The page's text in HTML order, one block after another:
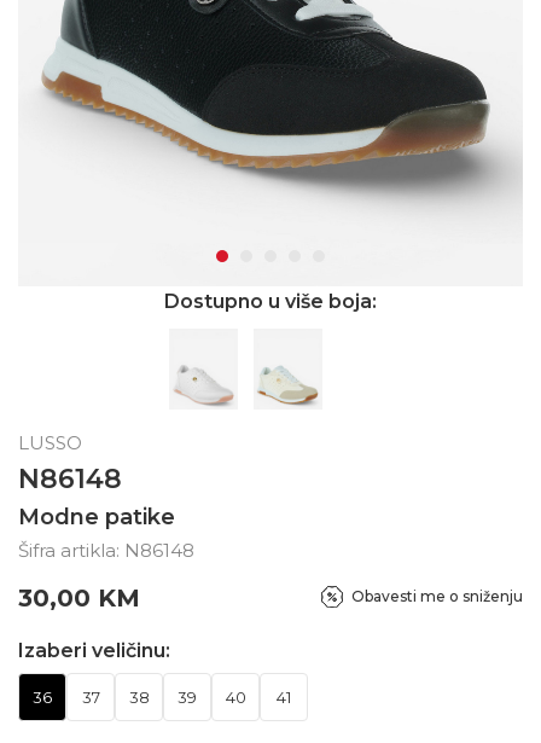
Dostupno u više boja:
LUSSO
N86148
Modne patike
Šifra artikla: N86148
30,00 KM Obavesti me o sniženju
Izaberi veličinu:
36 37 38 39 40 41